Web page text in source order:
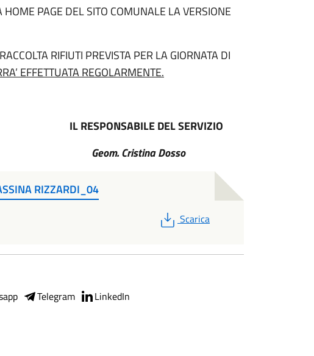
HOME PAGE DEL SITO COMUNALE LA VERSIONE
RIFIUTI PREVISTA PER LA GIORNATA DI
EFFETTUATA REGOLARMENTE.
IL RESPONSABILE DEL SERVIZIO
Dosso
RIZZARDI_04
PDF
Scarica
Telegram LinkedIn